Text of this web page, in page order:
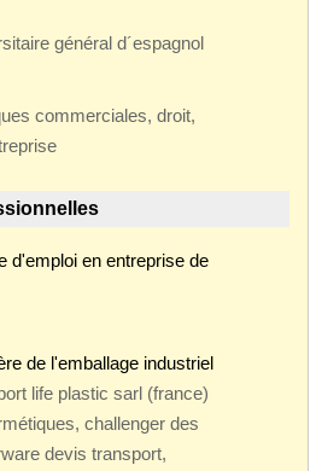
général d´espagnol
commerciales, droit,
d'emploi en entreprise de
de l'emballage industriel
life plastic sarl (france)
challenger des
devis transport,